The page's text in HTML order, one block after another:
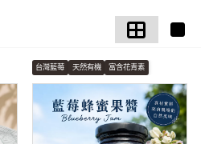
台灣藍莓 天然有機 富含花青素